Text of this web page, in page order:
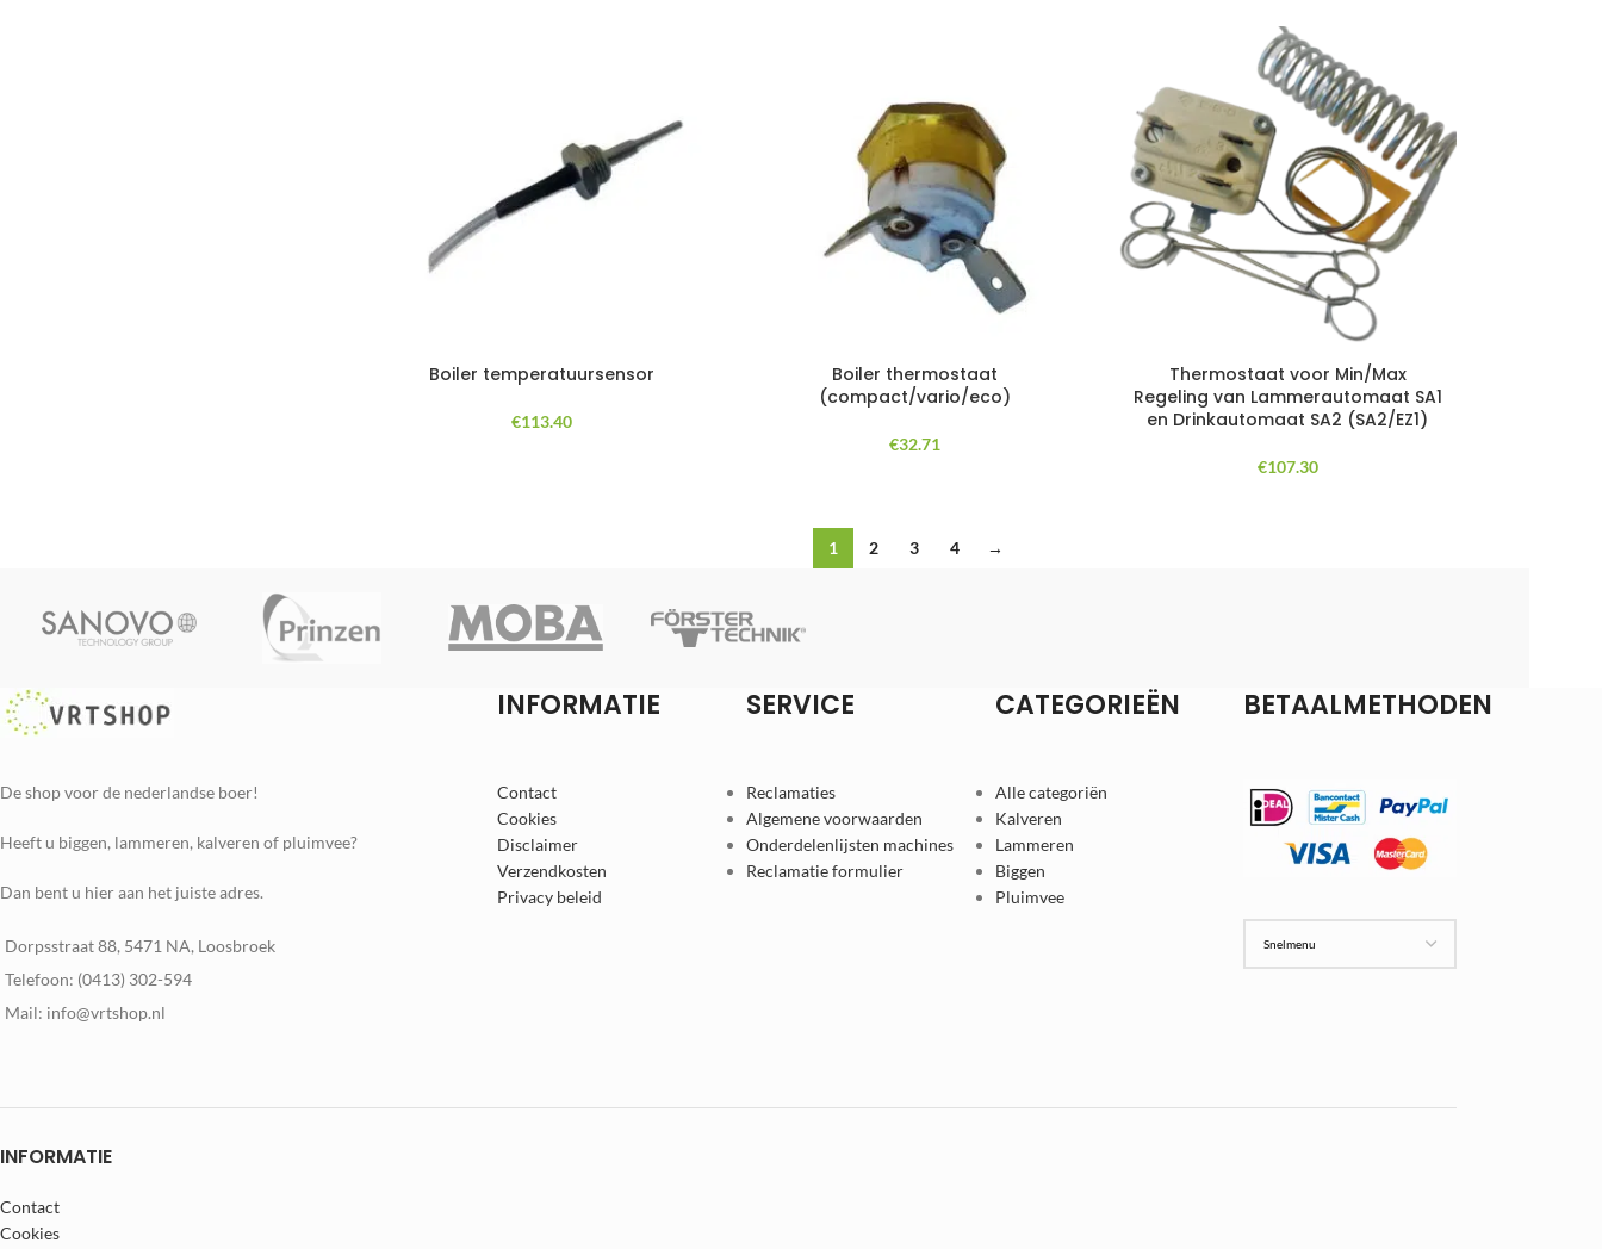
Boiler temperatuursensor
€113.40
Boiler thermostaat
(compact/vario/eco)
€32.71
Thermostaat voor Min/Max
Regeling van Lammerautomaat SA1
en Drinkautomaat SA2 (SA2/EZ1)
€107.30
1 2 3 4 →
INFORMATIE SERVICE CATEGORIEËN BETAALMETHODEN
De shop voor de nederlandse boer!
Heeft u biggen, lammeren, kalveren of pluimvee?
Dan bent u hier aan het juiste adres.
Dorpsstraat 88, 5471 NA, Loosbroek
Telefoon: (0413) 302-594
Mail: info@vrtshop.nl
Contact
Cookies
Disclaimer
Verzendkosten
Privacy beleid
Reclamaties
Algemene voorwaarden
Onderdelenlijsten machines
Reclamatie formulier
Alle categoriën
Kalveren
Lammeren
Biggen
Pluimvee
INFORMATIE
Contact
Cookies